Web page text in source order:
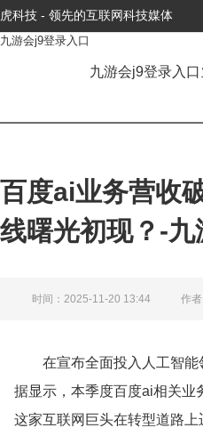
虎科技 - 领先的互联网科技媒体
九游会j9登录入口
九游会j9登录入口
百度ai业务营收
线曙光初现？-
时间：2025-11-20 13:44 作
在宣布全面投入人工智
据显示，本季度百度ai相关业
这家互联网巨头在转型道路上